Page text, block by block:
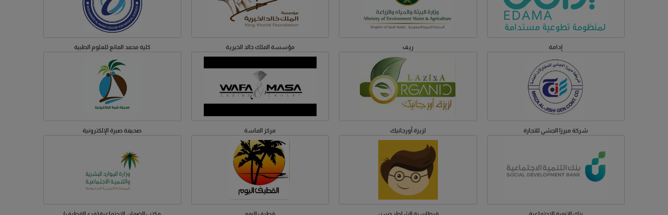
إدامة ريف مؤسسة الملك خالد الخيرية كلية محمد المانع للعلوم الطبية
شركة ميرزا الجشي للتجارة لزيزة أورجانيك مركز الماسة صحيفة صبرة الإلكترونية